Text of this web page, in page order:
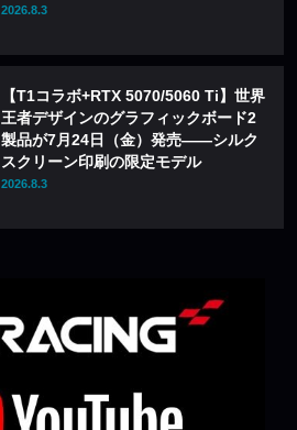
2026.8.3
【T1コラボ+RTX 5070/5060 Ti】世界
王者デザインのグラフィックボード2
製品が7月24日（金）発売——シルク
スクリーン印刷の限定モデル
2026.8.3